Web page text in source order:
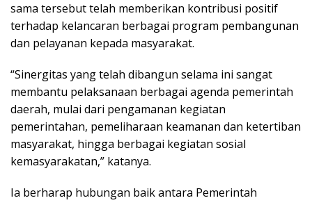
sama tersebut telah memberikan kontribusi positif
terhadap kelancaran berbagai program pembangunan
dan pelayanan kepada masyarakat.
“Sinergitas yang telah dibangun selama ini sangat
membantu pelaksanaan berbagai agenda pemerintah
daerah, mulai dari pengamanan kegiatan
pemerintahan, pemeliharaan keamanan dan ketertiban
masyarakat, hingga berbagai kegiatan sosial
kemasyarakatan,” katanya.
Ia berharap hubungan baik antara Pemerintah